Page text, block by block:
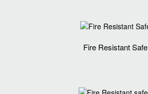
Fire Resistant Safe